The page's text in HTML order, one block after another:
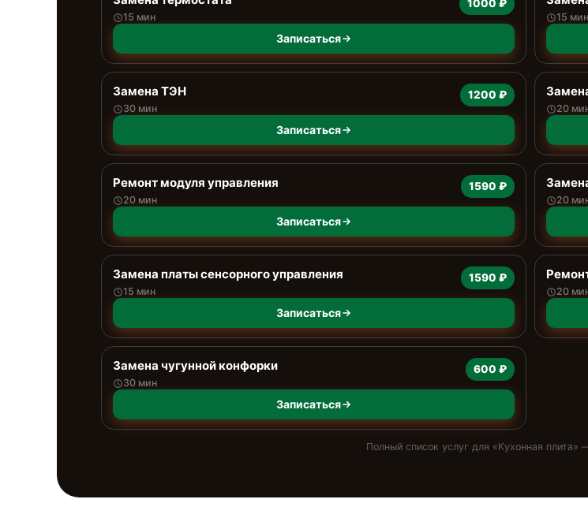
15 мин
1000 ₽
Записаться
15 мин
Замена ТЭН
30 мин
1200 ₽
Записаться
20
Ремонт модуля управления
20 мин
1590 ₽
Записаться
20
Замена платы сенсорного управления
15 мин
1590 ₽
Записаться
20
Замена чугунной конфорки
30 мин
600 ₽
Записаться
Полный список услуг для «Кухонная плита»